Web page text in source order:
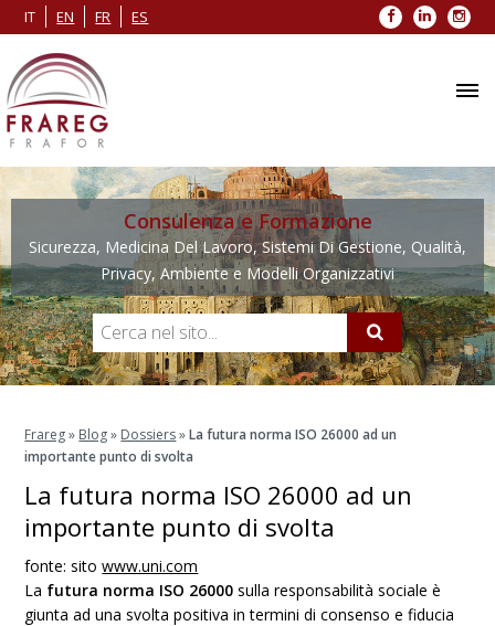
IT EN FR ES Facebook
LinkedIn
Consulenza e Formazione
Sicurezza, Medicina Del Lavoro, Sistemi Di Gestione, Qualità,
Privacy, Ambiente e Modelli Organizzativi
Frareg» Blog» Dossiers»La futura norma ISO 26000 ad un
importante punto di svolta
La futura norma ISO 26000 ad un
importante punto di svolta
fonte: sitowww.uni.com
La futura norma ISO 26000 sulla responsabilità sociale è
giunta ad una svolta positiva in termini di consenso e fiducia